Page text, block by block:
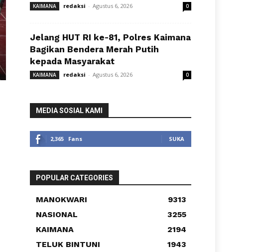
KAIMANA redaksi - Agustus 6, 2026 0
Jelang HUT RI ke-81, Polres Kaimana
Bagikan Bendera Merah Putih
kepada Masyarakat
KAIMANA redaksi - Agustus 6, 2026 0
MEDIA SOSIAL KAMI
2,365 Fans SUKA
POPULAR CATEGORIES
MANOKWARI
9313
NASIONAL
3255
KAIMANA
2194
TELUK BINTUNI
1943